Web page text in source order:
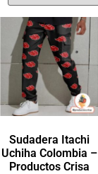
Sudadera Itachi
Uchiha Colombia –
Productos Crisa